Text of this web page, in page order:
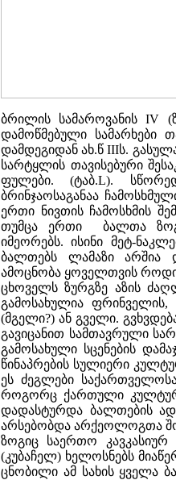
ბრილის სამაროვანის IV
დამოწმებული სამარხები
დამდეგიდან ახ.წ IIIს.
სარტყლის თავისებური
ფულები. (ტაბ.L).
ბრინჯაოსაგანაა
ერთი ნივთის ჩამოსხმის
თუმცა ერთი ბალთა
იმეორებს. ისინი მეტ-
ბალთებს ლამაზი არშია
ამოცნობა ყოველთვის როდი
ცხოველს ზურგზე აზის
გამოსახულია
(მგელი?) ან გველი.
გავიცანით სამთავრული
გამოსახული სცენების
წინაპრების სულიერი
ეს ძეგლები
როგორც ქართული
დადასტურდა ბალთების
არსებობდა არქეოლოგთა
ზოგიც საერთო
(კუბაჩელ) ხელოსნებს
ცნობილი ამ სახის ყველა